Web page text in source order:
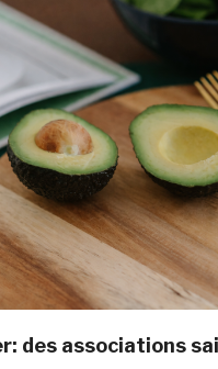
des associations